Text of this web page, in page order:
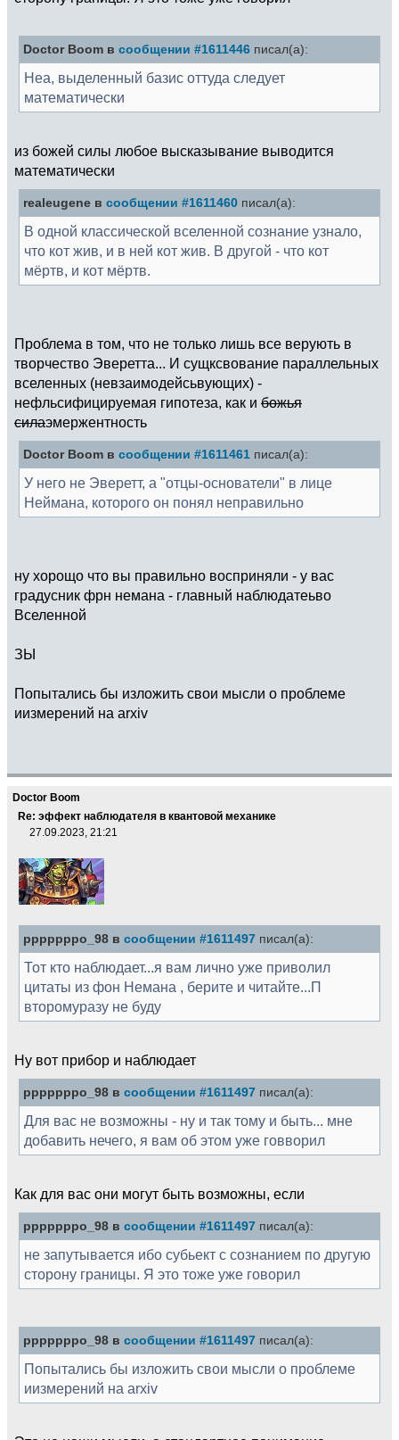
Doctor Boom в сообщении #1611446 писал(а):
Неа, выделенный базис оттуда следует
математически
из божей силы любое высказывание выводится
математически
realeugene в сообщении #1611460 писал(а):
В одной классической вселенной сознание узнало,
что кот жив, и в ней кот жив. В другой - что кот
мёртв, и кот мёртв.
Проблема в том, что не только лишь все верують в
творчество Эверетта... И сущксвование параллельных
вселенных (невзаимодейсьвующих) -
нефльсифицируемая гипотеза, как и божья
силаэмержентность
Doctor Boom в сообщении #1611461 писал(а):
У него не Эверетт, а "отцы-основатели" в лице
Неймана, которого он понял неправильно
ну хорощо что вы правильно восприняли - у вас
градусник фрн немана - главный наблюдатеьво
Вселенной
ЗЫ
Попытались бы изложить свои мысли о проблеме
иизмерений на arxiv
Doctor Boom
Re: эффект наблюдателя в квантовой механике
27.09.2023, 21:21
pppppppo_98 в сообщении #1611497 писал(а):
Тот кто наблюдает...я вам лично уже приволил
цитаты из фон Немана , берите и читайте...П
второмуразу не буду
Ну вот прибор и наблюдает
pppppppo_98 в сообщении #1611497 писал(а):
Для вас не возможны - ну и так тому и быть... мне
добавить нечего, я вам об этом уже говворил
Как для вас они могут быть возможны, если
pppppppo_98 в сообщении #1611497 писал(а):
не запутывается ибо субьект с сознанием по другую
сторону границы. Я это тоже уже говорил
pppppppo_98 в сообщении #1611497 писал(а):
Попытались бы изложить свои мысли о проблеме
иизмерений на arxiv